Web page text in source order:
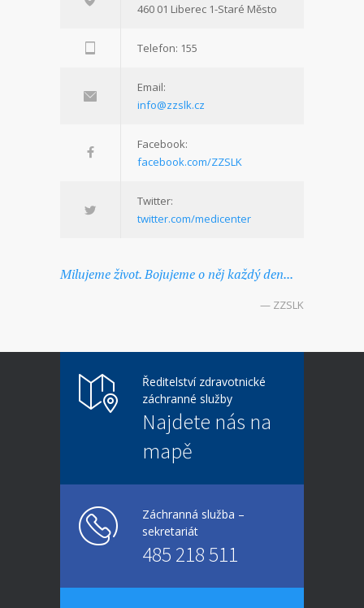
460 01 Liberec 1-Staré Město
Telefon: 155
Email:
info@zzslk.cz
Facebook:
facebook.com/ZZSLK
Twitter:
twitter.com/medicenter
Milujeme život. Bojujeme o něj každý den...
— ZZSLK
Ředitelství zdravotnické
záchranné služby
Najdete nás na
mapě
Záchranná služba –
sekretariát
485 218 511